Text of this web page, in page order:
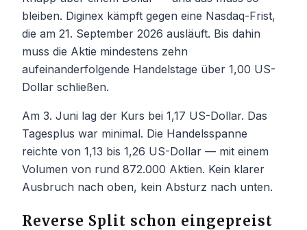
bleiben. Diginex kämpft gegen eine Nasdaq-Frist,
die am 21. September 2026 ausläuft. Bis dahin
muss die Aktie mindestens zehn
aufeinanderfolgende Handelstage über 1,00 US-
Dollar schließen.
Am 3. Juni lag der Kurs bei 1,17 US-Dollar. Das
Tagesplus war minimal. Die Handelsspanne
reichte von 1,13 bis 1,26 US-Dollar — mit einem
Volumen von rund 872.000 Aktien. Kein klarer
Ausbruch nach oben, kein Absturz nach unten.
Reverse Split schon eingepreist